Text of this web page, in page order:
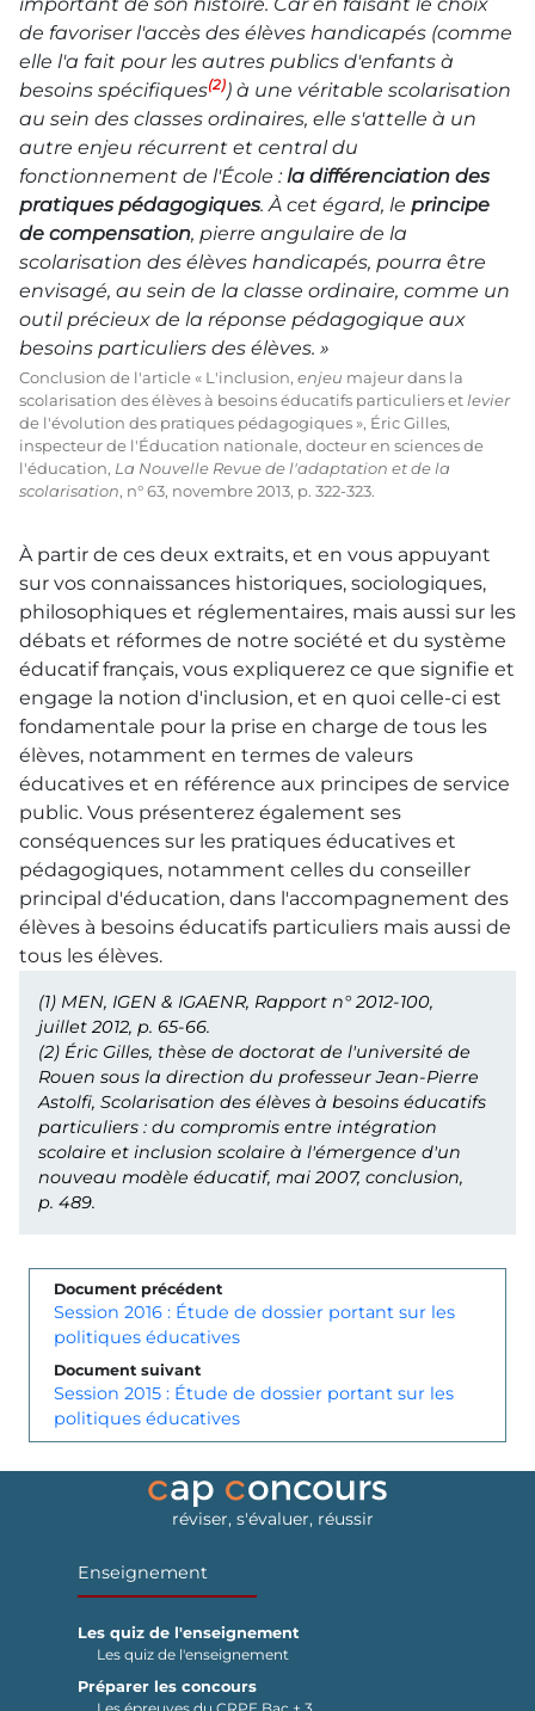
de favoriser l'accès des élèves handicapés (comme
elle l'a fait pour les autres publics d'enfants à
besoins spécifiques(2)) à une véritable scolarisation
au sein des classes ordinaires, elle s'attelle à un
autre enjeu récurrent et central du
fonctionnement de l'École :la différenciation des
pratiques pédagogiques. À cet égard, le principe
de compensation, pierre angulaire de la
scolarisation des élèves handicapés, pourra être
envisagé, au sein de la classe ordinaire, comme un
outil précieux de la réponse pédagogique aux
besoins particuliers des élèves. »
Conclusion de l'article « L'inclusion, enjeu majeur dans la
scolarisation des élèves à besoins éducatifs particuliers et levier
de l'évolution des pratiques pédagogiques », Éric Gilles,
inspecteur de l'Éducation nationale, docteur en sciences de
l'éducation, La Nouvelle Revue de l'adaptation et de la
scolarisation, n° 63, novembre 2013, p. 322-323.
À partir de ces deux extraits, et en vous appuyant
sur vos connaissances historiques, sociologiques,
philosophiques et réglementaires, mais aussi sur les
débats et réformes de notre société et du système
éducatif français, vous expliquerez ce que signifie et
engage la notion d'inclusion, et en quoi celle-ci est
fondamentale pour la prise en charge de tous les
élèves, notamment en termes de valeurs
éducatives et en référence aux principes de service
public. Vous présenterez également ses
conséquences sur les pratiques éducatives et
pédagogiques, notamment celles du conseiller
principal d'éducation, dans l'accompagnement des
élèves à besoins éducatifs particuliers mais aussi de
tous les élèves.
(1) MEN, IGEN & IGAENR, Rapport n° 2012-100,
juillet 2012, p. 65-66.
(2) Éric Gilles, thèse de doctorat de l'université de
Rouen sous la direction du professeur Jean-Pierre
Astolfi, Scolarisation des élèves à besoins éducatifs
particuliers : du compromis entre intégration
scolaire et inclusion scolaire à l'émergence d'un
nouveau modèle éducatif, mai 2007, conclusion,
p. 489.
Document précédent
Session 2016 : Étude de dossier portant sur les
politiques éducatives
Document suivant
Session 2015 : Étude de dossier portant sur les
politiques éducatives
réviser, s'évaluer, réussir
Enseignement
Les quiz de l'enseignement
Les quiz de l'enseignement
Préparer les concours